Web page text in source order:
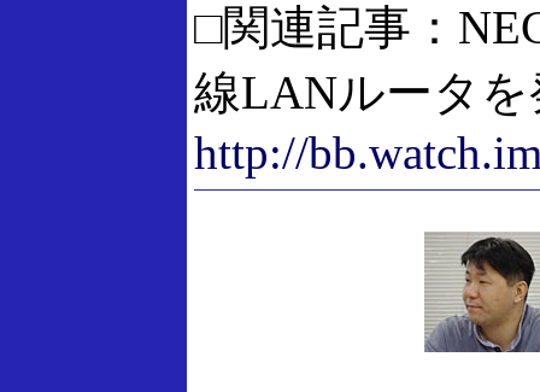
□関連記事：
線LANルータを
http://